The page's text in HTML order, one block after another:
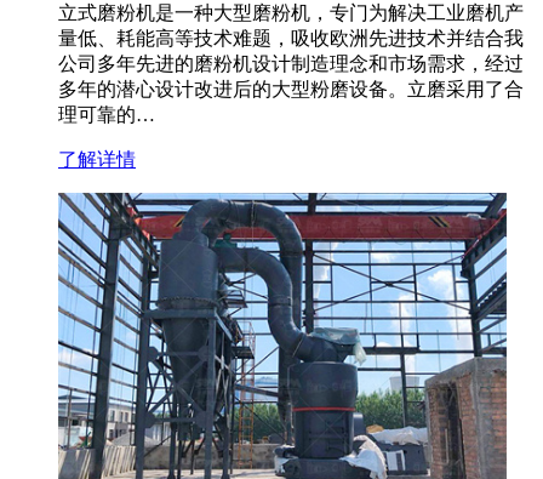
立式磨粉机是一种大型磨粉机，专门为解决工业磨机产
量低、耗能高等技术难题，吸收欧洲先进技术并结合我
公司多年先进的磨粉机设计制造理念和市场需求，经过
多年的潜心设计改进后的大型粉磨设备。立磨采用了合
理可靠的…
了解详情